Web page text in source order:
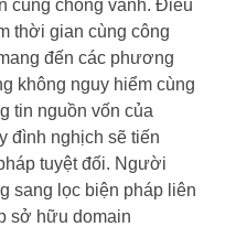
cùng chóng vánh. Điều
thời gian cùng công
đến các phương
không nguy hiểm cùng
tin nguồn vốn của
đình nghịch sẽ tiến
tuyệt đối. Người
sang lọc biện pháp liên
sở hữu domain